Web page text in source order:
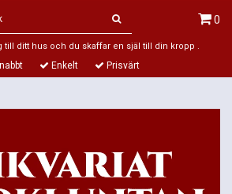
0
till ditt hus och du skaffar en själ till din kropp .
Enkelt Prisvärt